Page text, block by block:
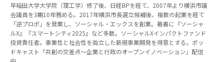
早稲田大学大学院（理工学）修了後、日経BPを経て、2007年より横浜市議
会議員を3期10年務める。2017年横浜市長選立候補後、複数の起業を経て
「逆プロポ」を発案し、ソーシャル・エックスを創業。著書に『ソーシャ
ルX』『スマートシティ2025』など多数。ソーシャルXインパクトファンド
投資責任者。事業性と社会性を両立した新規事業開発を得意とする。ポッ
ドキャスト「共創の交差点〜企業と行政のオープンイノベーション」配信